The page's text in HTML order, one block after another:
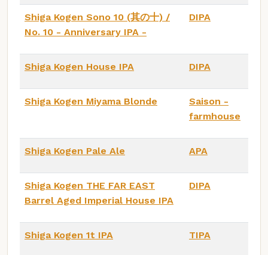
Shiga Kogen Sono 10 (其の十) /
No. 10 - Anniversary IPA -
DIPA
Shiga Kogen House IPA DIPA
Shiga Kogen Miyama Blonde
Saison -
farmhouse
Shiga Kogen Pale Ale APA
Shiga Kogen THE FAR EAST
Barrel Aged Imperial House IPA
DIPA
Shiga Kogen 1t IPA TIPA